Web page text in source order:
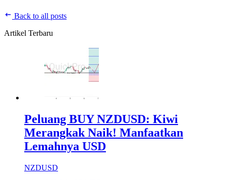
Back to all posts
Artikel Terbaru
Peluang BUY NZDUSD: Kiwi
Merangkak Naik! Manfaatkan
Lemahnya USD
NZDUSD